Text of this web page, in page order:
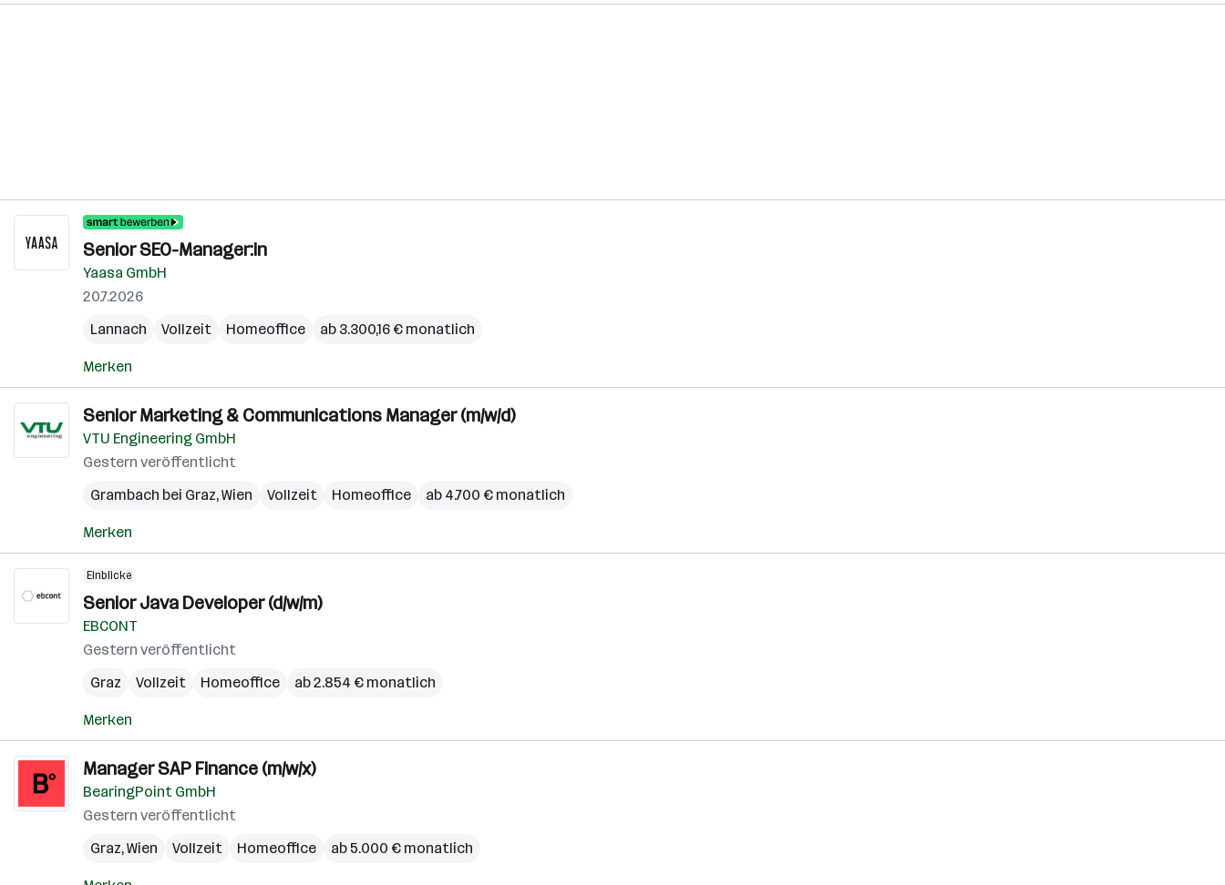
Senior SEO-Manager:in
Yaasa GmbH
20.7.2026
Lannach
Vollzeit Homeoffice ab 3.300,16 € monatlich
Merken
Senior Marketing & Communications Manager (m/w/d)
VTU Engineering GmbH
Gestern veröffentlicht
Grambach bei Graz,Wien Vollzeit Homeoffice ab 4.700 € monatlich
Merken
Einblicke
Senior Java Developer (d/w/m)
EBCONT
Gestern veröffentlicht
Graz
Vollzeit Homeoffice ab 2.854 € monatlich
Merken
Manager SAP Finance (m/w/x)
BearingPoint GmbH
Gestern veröffentlicht
Graz,Wien Vollzeit Homeoffice ab 5.000 € monatlich